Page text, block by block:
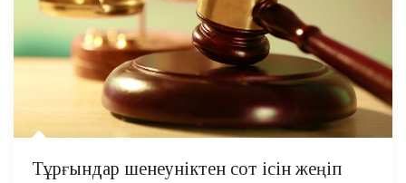
Тұрғындар шенеуніктен сот ісін жеңіп